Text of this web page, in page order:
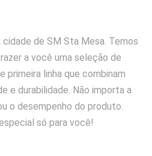
cidade de SM Sta Mesa. Temos
a você uma seleção de
primeira linha que combinam
e durabilidade. Não importa a
o desempenho do produto.
só para você!